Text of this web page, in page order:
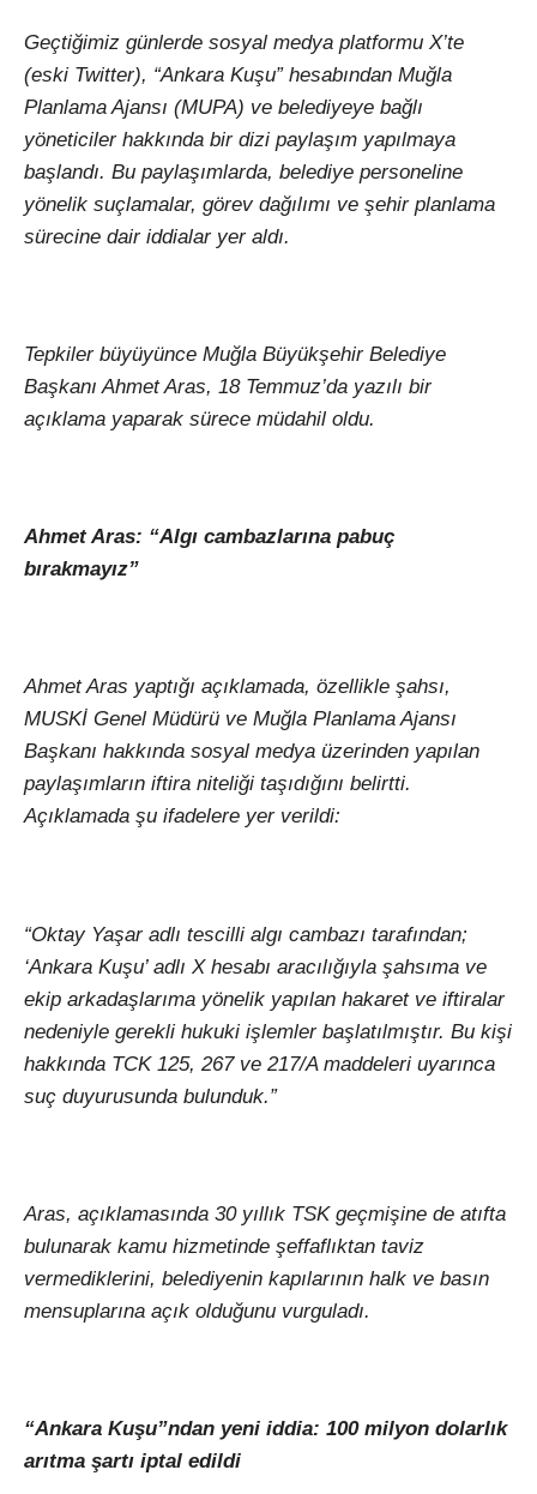
Geçtiğimiz günlerde sosyal medya platformu X’te
(eski Twitter), “Ankara Kuşu” hesabından Muğla
Planlama Ajansı (MUPA) ve belediyeye bağlı
yöneticiler hakkında bir dizi paylaşım yapılmaya
başlandı. Bu paylaşımlarda, belediye personeline
yönelik suçlamalar, görev dağılımı ve şehir planlama
sürecine dair iddialar yer aldı.
Tepkiler büyüyünce Muğla Büyükşehir Belediye
Başkanı Ahmet Aras, 18 Temmuz’da yazılı bir
açıklama yaparak sürece müdahil oldu.
Ahmet Aras: “Algı cambazlarına pabuç
bırakmayız”
Ahmet Aras yaptığı açıklamada, özellikle şahsı,
MUSKİ Genel Müdürü ve Muğla Planlama Ajansı
Başkanı hakkında sosyal medya üzerinden yapılan
paylaşımların iftira niteliği taşıdığını belirtti.
Açıklamada şu ifadelere yer verildi:
“Oktay Yaşar adlı tescilli algı cambazı tarafından;
‘Ankara Kuşu’ adlı X hesabı aracılığıyla şahsıma ve
ekip arkadaşlarıma yönelik yapılan hakaret ve iftiralar
nedeniyle gerekli hukuki işlemler başlatılmıştır. Bu kişi
hakkında TCK 125, 267 ve 217/A maddeleri uyarınca
suç duyurusunda bulunduk.”
Aras, açıklamasında 30 yıllık TSK geçmişine de atıfta
bulunarak kamu hizmetinde şeffaflıktan taviz
vermediklerini, belediyenin kapılarının halk ve basın
mensuplarına açık olduğunu vurguladı.
“Ankara Kuşu”ndan yeni iddia: 100 milyon dolarlık
arıtma şartı iptal edildi